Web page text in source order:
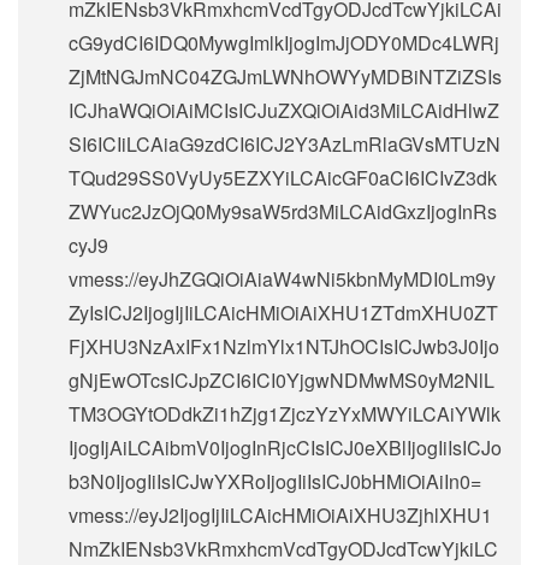
mZkIENsb3VkRmxhcmVcdTgyODJcdTcwYjkiLCAi
cG9ydCI6IDQ0MywgImlkIjogImJjODY0MDc4LWRj
ZjMtNGJmNC04ZGJmLWNhOWYyMDBiNTZiZSIs
ICJhaWQiOiAiMCIsICJuZXQiOiAid3MiLCAidHlwZ
SI6ICIiLCAiaG9zdCI6ICJ2Y3AzLmRlaGVsMTUzN
TQud29SS0VyUy5EZXYiLCAicGF0aCI6ICIvZ3dk
ZWYuc2JzOjQ0My9saW5rd3MiLCAidGxzIjogInRs
cyJ9
vmess://eyJhZGQiOiAiaW4wNi5kbnMyMDI0Lm9y
ZyIsICJ2IjogIjIiLCAicHMiOiAiXHU1ZTdmXHU0ZT
FjXHU3NzAxIFx1NzlmYlx1NTJhOCIsICJwb3J0Ijo
gNjEwOTcsICJpZCI6ICI0YjgwNDMwMS0yM2NlL
TM3OGYtODdkZi1hZjg1ZjczYzYxMWYiLCAiYWlk
IjogIjAiLCAibmV0IjogInRjcCIsICJ0eXBlIjogIiIsICJo
b3N0IjogIiIsICJwYXRoIjogIiIsICJ0bHMiOiAiIn0=
vmess://eyJ2IjogIjIiLCAicHMiOiAiXHU3ZjhlXHU1
NmZkIENsb3VkRmxhcmVcdTgyODJcdTcwYjkiLC